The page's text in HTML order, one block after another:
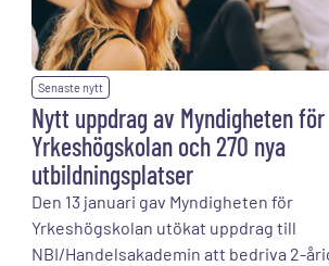
Senaste nytt
Nytt uppdrag av Myndigheten för
Yrkeshögskolan och 270 nya
utbildningsplatser
Den 13 januari gav Myndigheten för
Yrkeshögskolan utökat uppdrag till
NBI/Handelsakademin att bedriva 2-